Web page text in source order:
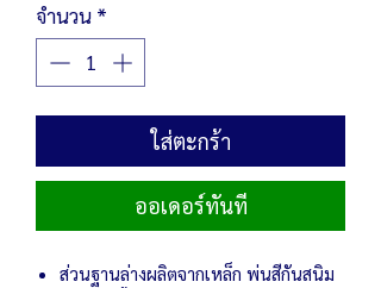
จำนวน *
ใส่ตะกร้า
ออเดอร์ทันที
ส่วนฐานล่างผลิตจากเหล็ก พ่นสีกันสนิม